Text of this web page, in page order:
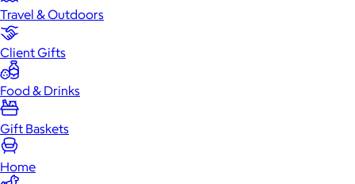
Travel & Outdoors
Client Gifts
Food & Drinks
Gift Baskets
Home